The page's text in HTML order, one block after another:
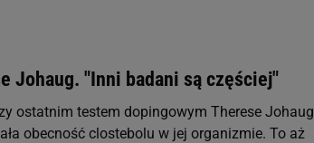
Johaug. "Inni badani są częściej"
ostatnim testem dopingowym Therese Johaug
obecność clostebolu w jej organizmie. To aż